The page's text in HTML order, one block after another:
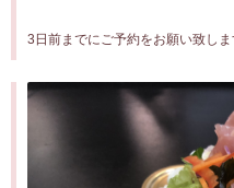
3日前までにご予約をお願い致しま